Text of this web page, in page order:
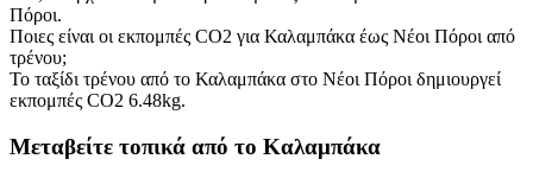
Πόροι.
Ποιες είναι οι εκπομπές CO2 για Καλαμπάκα έως Νέοι Πόροι από
τρένου;
Το ταξίδι τρένου από το Καλαμπάκα στο Νέοι Πόροι δημιουργεί
εκπομπές CO2 6.48kg.
Μεταβείτε τοπικά από το Καλαμπάκα